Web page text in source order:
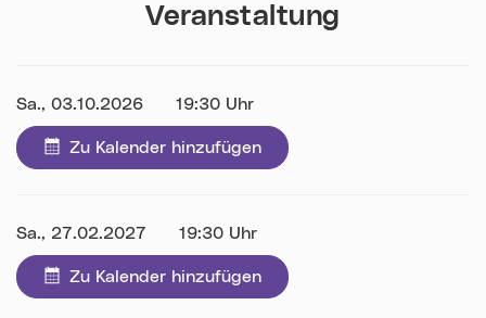
Veranstaltung
Datum:
Sa., 03.10.2026 Uhrzeit:
19:30 Uhr
Zu Kalender hinzufügen
Datum:
Sa., 27.02.2027 Uhrzeit:
19:30 Uhr
Zu Kalender hinzufügen